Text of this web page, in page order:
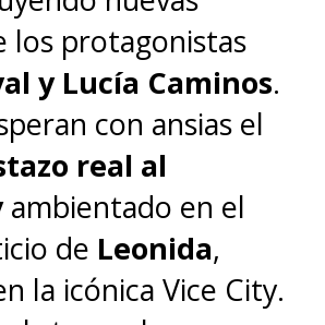
cuando escuche
porque es muy,
. Pero, de alguna
Wolfhard ('Mike') -
muy inteligente-
de qué
Pero aparte de
más lo sabe!",
los protagonistas
y Lucía Caminos.
con ansias el
real al
ambientado en el
de Leonida,
la icónica Vice City.